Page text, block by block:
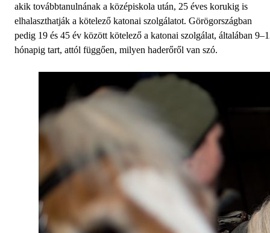
akik továbbtanulnának a középiskola után, 25 éves korukig is
elhalaszthatják a kötelező katonai szolgálatot. Görögországban
pedig 19 és 45 év között kötelező a katonai szolgálat, általában
hónapig tart, attól függően, milyen haderőről van szó.